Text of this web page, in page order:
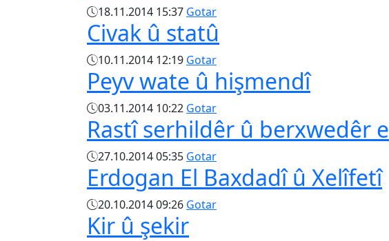
18.11.2014 15:37 Gotar
Civak û statû
10.11.2014 12:19 Gotar
Peyv wate û hişmendî
03.11.2014 10:22 Gotar
Rastî serhildêr û berxwedêr e
27.10.2014 05:35 Gotar
Erdogan El Baxdadî û Xelîfetî
20.10.2014 09:26 Gotar
Kir û şekir